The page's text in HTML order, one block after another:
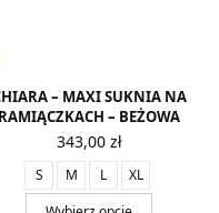
– MAXI SUKNIA NA
RAMIĄCZKACH – BEŻOWA
343,00 zł
S M L
XL